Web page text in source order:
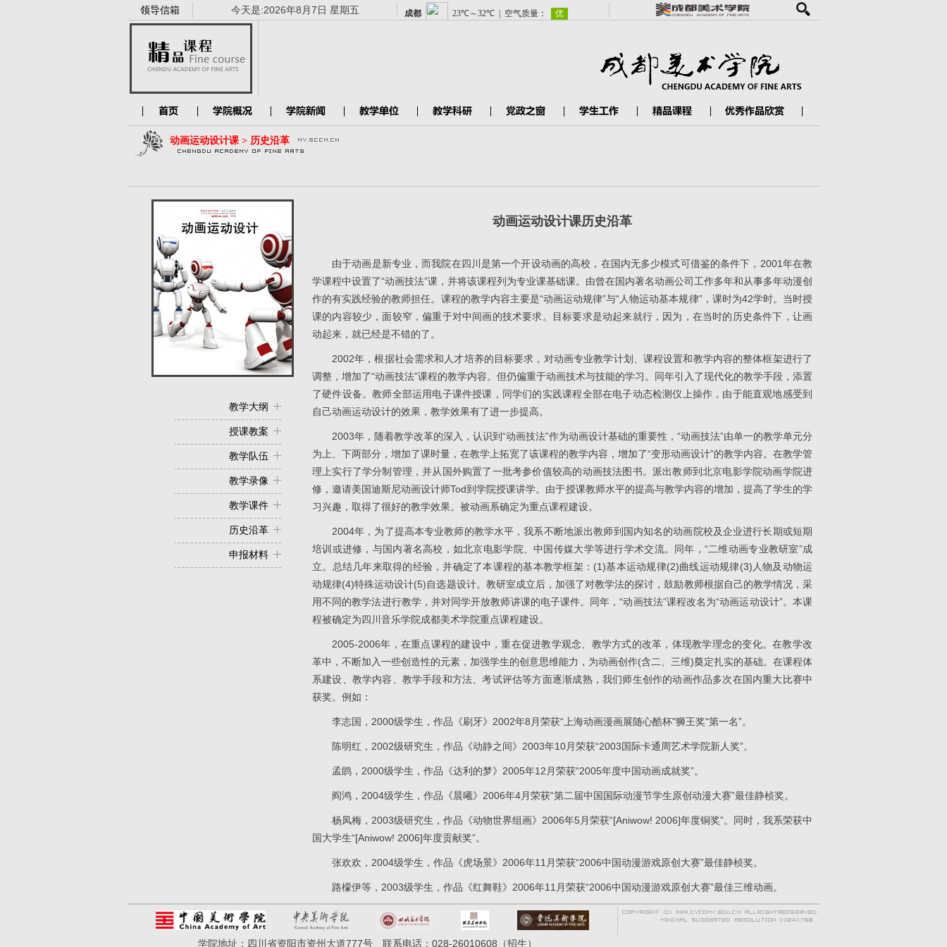
领导信箱 今天是:2026年8月7日 星期五
动画运动设计课 > 历史沿革
教学大纲
授课教案
教学队伍
教学录像
教学课件
历史沿革
申报材料
动画运动设计课历史沿革
由于动画是新专业，而我院在四川是第一个开设动画的高校，在国内无多少模式可借鉴的条件下，2001年在教
学课程中设置了“动画技法”课，并将该课程列为专业课基础课。由曾在国内著名动画公司工作多年和从事多年动漫创
作的有实践经验的教师担任。课程的教学内容主要是“动画运动规律”与“人物运动基本规律”，课时为42学时。当时授
课的内容较少，面较窄，偏重于对中间画的技术要求。目标要求是动起来就行，因为，在当时的历史条件下，让画
动起来，就已经是不错的了。
2002年，根据社会需求和人才培养的目标要求，对动画专业教学计划、课程设置和教学内容的整体框架进行了
调整，增加了“动画技法”课程的教学内容。但仍偏重于动画技术与技能的学习。同年引入了现代化的教学手段，添置
了硬件设备。教师全部运用电子课件授课，同学们的实践课程全部在电子动态检测仪上操作，由于能直观地感受到
自己动画运动设计的效果，教学效果有了进一步提高。
2003年，随着教学改革的深入，认识到“动画技法”作为动画设计基础的重要性，“动画技法”由单一的教学单元分
为上、下两部分，增加了课时量，在教学上拓宽了该课程的教学内容，增加了“变形动画设计”的教学内容。在教学管
理上实行了学分制管理，并从国外购置了一批考参价值较高的动画技法图书。派出教师到北京电影学院动画学院进
修，邀请美国迪斯尼动画设计师Tod到学院授课讲学。由于授课教师水平的提高与教学内容的增加，提高了学生的学
习兴趣，取得了很好的教学效果。被动画系确定为重点课程建设。
2004年，为了提高本专业教师的教学水平，我系不断地派出教师到国内知名的动画院校及企业进行长期或短期
培训或进修，与国内著名高校，如北京电影学院、中国传媒大学等进行学术交流。同年，“二维动画专业教研室”成
立。总结几年来取得的经验，并确定了本课程的基本教学框架：(1)基本运动规律(2)曲线运动规律(3)人物及动物运
动规律(4)特殊运动设计(5)自选题设计。教研室成立后，加强了对教学法的探讨，鼓励教师根据自己的教学情况，采
用不同的教学法进行教学，并对同学开放教师讲课的电子课件。同年，“动画技法”课程改名为“动画运动设计”。本课
程被确定为四川音乐学院成都美术学院重点课程建设。
2005-2006年，在重点课程的建设中，重在促进教学观念、教学方式的改革，体现教学理念的变化。在教学改
革中，不断加入一些创造性的元素，加强学生的创意思维能力，为动画创作(含二、三维)奠定扎实的基础。在课程体
系建设、教学内容、教学手段和方法、考试评估等方面逐渐成熟，我们师生创作的动画作品多次在国内重大比赛中
获奖。例如：
李志国，2000级学生，作品《刷牙》2002年8月荣获“上海动画漫画展随心酷杯"狮王奖"第一名”。
陈明红，2002级研究生，作品《动静之间》2003年10月荣获“2003国际卡通周艺术学院新人奖”。
孟鹍，2000级学生，作品《达利的梦》2005年12月荣获“2005年度中国动画成就奖”。
阎鸿，2004级学生，作品《晨曦》2006年4月荣获“第二届中国国际动漫节学生原创动漫大赛”最佳静桢奖。
杨凤梅，2003级研究生，作品《动物世界组画》2006年5月荣获“[Aniwow! 2006]年度铜奖”。同时，我系荣获中
国大学生“[Aniwow! 2006]年度贡献奖”。
张欢欢，2004级学生，作品《虎场景》2006年11月荣获“2006中国动漫游戏原创大赛”最佳静桢奖。
路檬伊等，2003级学生，作品《红舞鞋》2006年11月荣获“2006中国动漫游戏原创大赛”最佳三维动画。
学院地址：四川省资阳市资州大道777号 联系电话：028-26010608（招生）